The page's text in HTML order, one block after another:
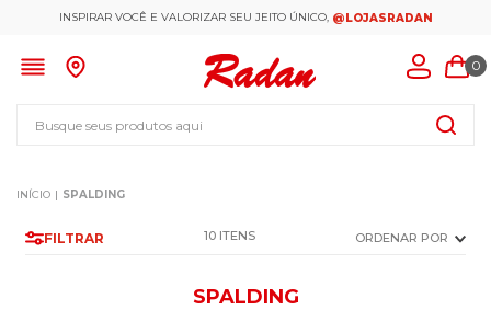
INSPIRAR VOCÊ E VALORIZAR SEU JEITO ÚNICO, @LOJASRADAN
0
SPALDING
FILTRAR 10 ORDENAR POR
SPALDING